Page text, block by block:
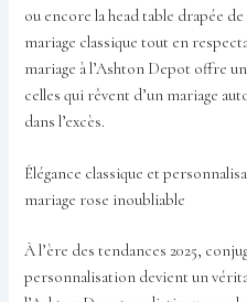
ou encore la head table drapée
mariage classique tout en
mariage à l’Ashton Depot offre
celles qui rêvent d’un mariage
dans l’excès.
Élégance classique et
mariage rose inoubliable
À l’ère des tendances 2025,
personnalisation devient un